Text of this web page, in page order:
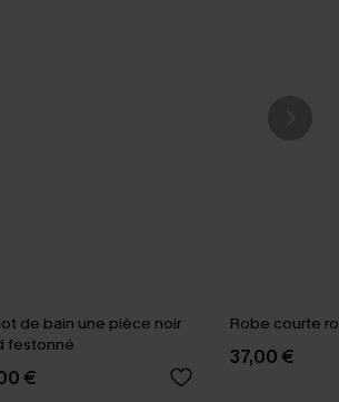
de bain une pièce noir
festonné
€
Robe courte
37,00 €